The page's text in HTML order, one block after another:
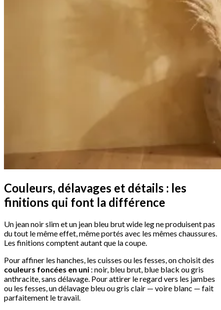
Couleurs, délavages et détails : les
finitions qui font la différence
Un jean noir slim et un jean bleu brut wide leg ne produisent pas
du tout le même effet, même portés avec les mêmes chaussures.
Les finitions comptent autant que la coupe.
Pour affiner les hanches, les cuisses ou les fesses, on choisit des
couleurs foncées en uni : noir, bleu brut, blue black ou gris
anthracite, sans délavage. Pour attirer le regard vers les jambes
ou les fesses, un délavage bleu ou gris clair — voire blanc — fait
parfaitement le travail.